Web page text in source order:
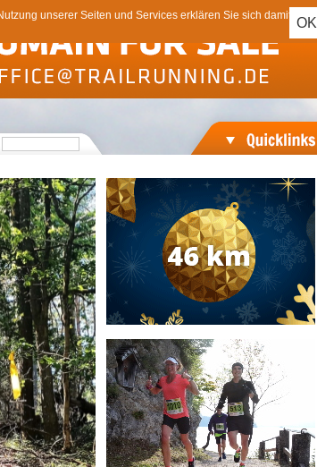
OK
unserer Seiten und Services erklären Sie sich damit